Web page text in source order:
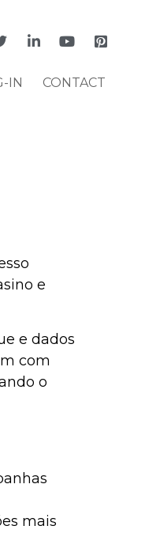
IN CONTACT
e
e dados
com
o
mais